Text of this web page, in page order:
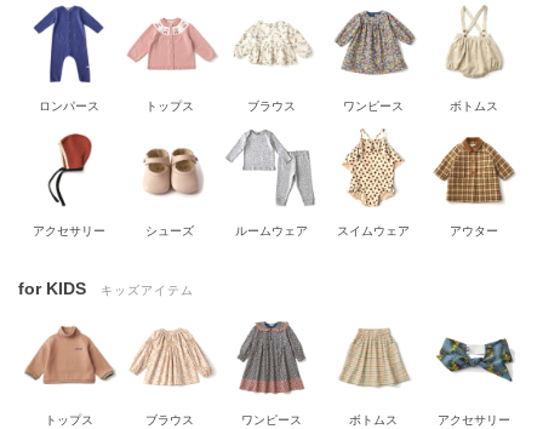
ロンパース トップス ブラウス ワンピース ボトムス
アクセサリー シューズ ルームウェア スイムウェア アウター
for KIDS キッズアイテム
トップス ブラウス ワンピース ボトムス アクセサリー